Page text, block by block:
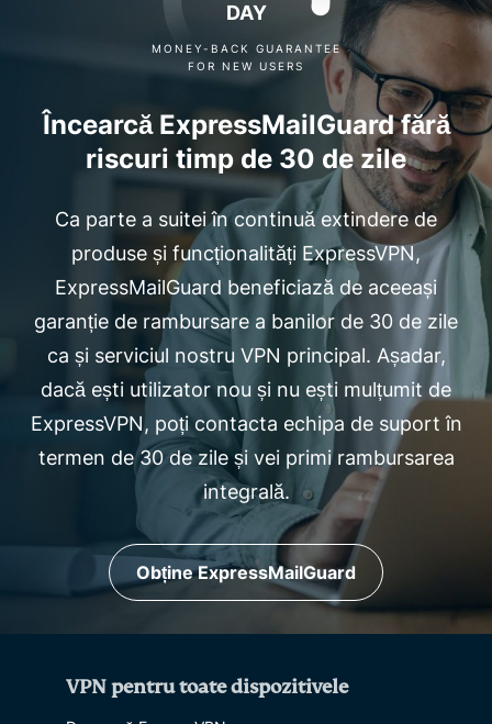
DAY
MONEY-BACK GUARANTEE
FOR NEW USERS
Încearcă ExpressMailGuard fără
riscuri timp de 30 de zile
Ca parte a suitei în continuă extindere de
produse și funcționalități ExpressVPN,
ExpressMailGuard beneficiază de aceeași
garanție de rambursare a banilor de 30 de zile
ca și serviciul nostru VPN principal. Așadar,
dacă ești utilizator nou și nu ești mulțumit de
ExpressVPN, poți contacta echipa de suport în
termen de 30 de zile și vei primi rambursarea
integrală.
Obține ExpressMailGuard
VPN pentru toate dispozitivele